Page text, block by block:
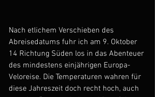
Nach etlichem Verschieben des
Abreisedatums fuhr ich am 9. Oktober
14 Richtung Süden los in das Abenteuer
des mindestens einjährigen Europa-
Veloreise. Die Temperaturen wahren für
diese Jahreszeit doch recht hoch, auch